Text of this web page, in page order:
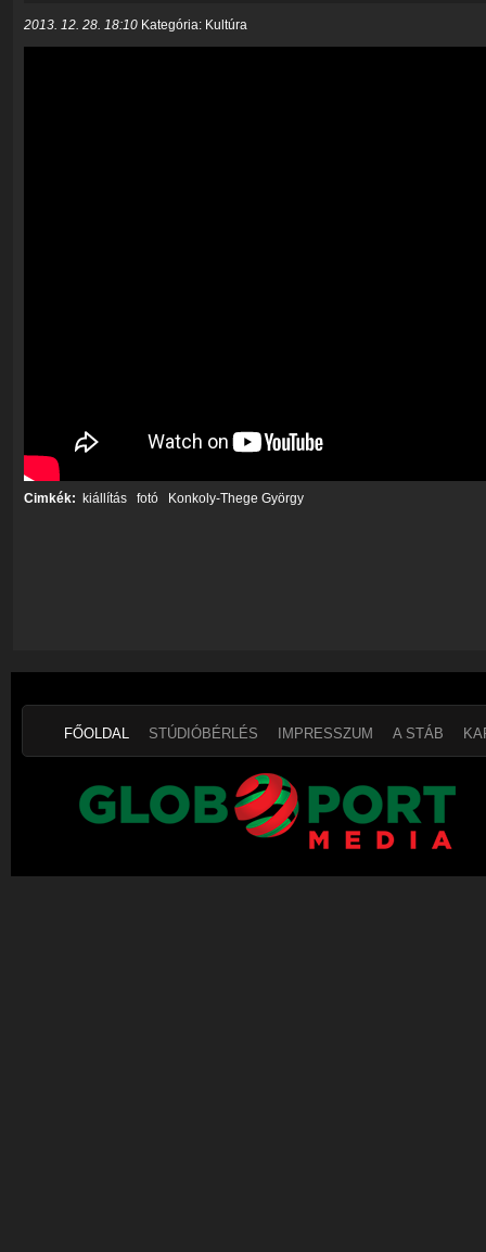
2013. 12. 28. 18:10 Kategória: Kultúra
Cimkék: kiállítás fotó Konkoly-Thege György
FŐOLDAL STÚDIÓBÉRLÉS IMPRESSZUM A STÁB